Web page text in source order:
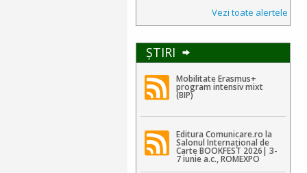
Vezi toate alertele
ŞTIRI
Mobilitate Erasmus+
program intensiv mixt
(BIP)
Editura Comunicare.ro la
Salonul Internațional de
Carte BOOKFEST 2026| 3-
7 iunie a.c., ROMEXPO